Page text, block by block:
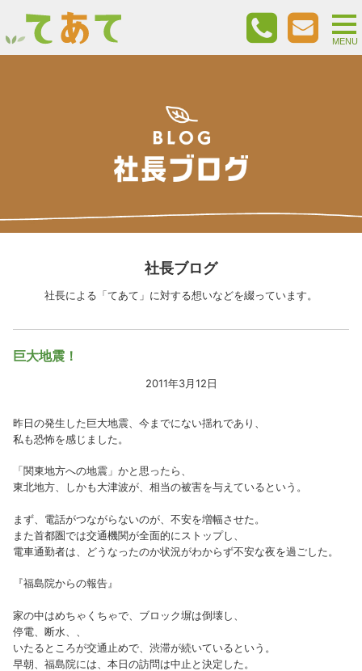
社長ブログ
社長による「てあて」に対する想いなどを綴っています。
巨大地震！
2011年3月12日
昨日の発生した巨大地震、今までにない揺れであり、
私も恐怖を感じました。
「関東地方への地震」かと思ったら、
東北地方、しかも大津波が、相当の被害を与えているという。
まず、電話がつながらないのが、不安を増幅させた。
また首都圏では交通機関が全面的にストップし、
電車通勤者は、どうなったのか状況がわからず不安な夜を過ごした。
『福島院からの報告』
家の中はめちゃくちゃで、ブロック塀は倒壊し、
停電、断水、、
いたるところが交通止めで、渋滞が続いているという。
早朝、福島院には、本日の訪問は中止と決定した。
MENU